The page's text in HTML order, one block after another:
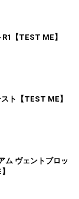
【TEST ME】
ト【TEST ME】
ム ヴェントブロッ